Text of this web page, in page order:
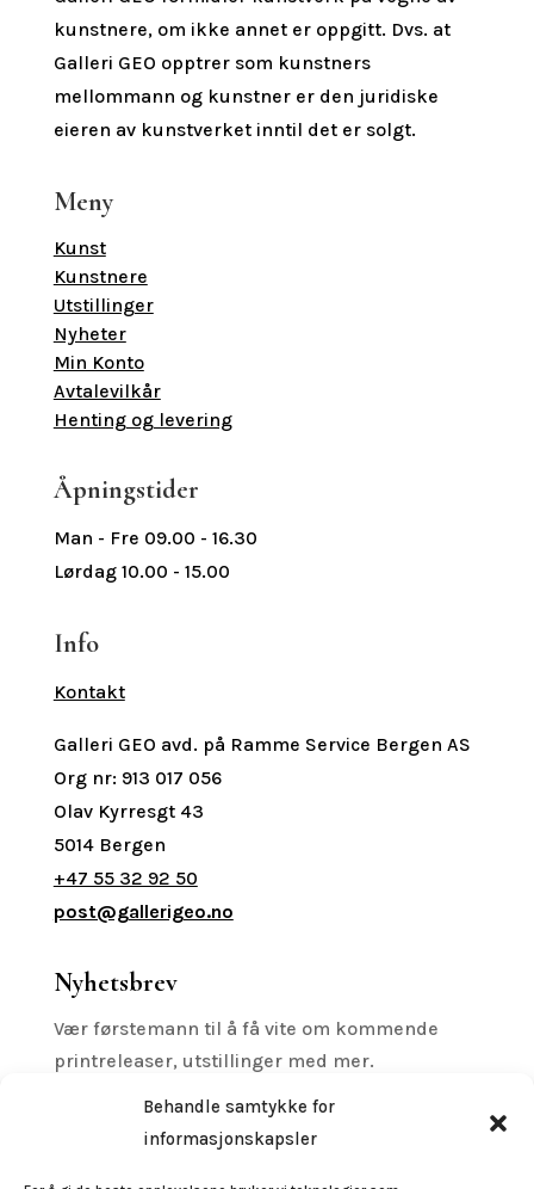
Behandle samtykke for
informasjonskapsler
kunstnere, om ikke annet er oppgitt. Dvs. at
Galleri GEO opptrer som kunstners
mellommann og kunstner er den juridiske
eieren av kunstverket inntil det er solgt.
Meny
Kunst
Kunstnere
Utstillinger
Nyheter
Min Konto
Avtalevilkår
Henting og levering
Åpningstider
Man - Fre 09.00 - 16.30
Lørdag 10.00 - 15.00
Info
Kontakt
Galleri GEO avd. på Ramme Service Bergen AS
Org nr: 913 017 056
Olav Kyrresgt 43
5014 Bergen
+47 55 32 92 50
post@gallerigeo.no
Nyhetsbrev
Vær førstemann til å få vite om kommende
printreleaser, utstillinger med mer.